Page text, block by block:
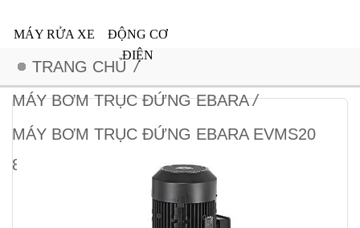
MÁY RỬA XE
ĐỘNG CƠ
ĐIỆN
TRANG CHỦ /
MÁY BƠM TRỤC ĐỨNG EBARA /
MÁY BƠM TRỤC ĐỨNG EBARA EVMS20
8F5/11